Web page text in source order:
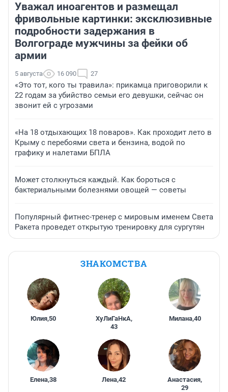
Уважал иноагентов и размещал
фривольные картинки: эксклюзивные
подробности задержания в
Волгограде мужчины за фейки об
армии
5 августа 16 090 27
«Это тот, кого ты травила»: прикамца приговорили к
22 годам за убийство семьи его девушки, сейчас он
звонит ей с угрозами
«На 18 отдыхающих 18 поваров». Как проходит лето в
Крыму с перебоями света и бензина, водой по
графику и налетами БПЛА
Может столкнуться каждый. Как бороться с
бактериальными болезнями овощей — советы
Популярный фитнес-тренер с мировым именем Света
Ракета проведет открытую тренировку для сургутян
ЗНАКОМСТВА
Юлия,50 ХуЛиГаНкА,
43
Милана,40
Елена,38 Лена,42 Анастасия,
29